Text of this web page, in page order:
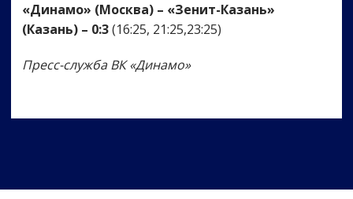
«Динамо» (Москва) – «Зенит-Казань»
(Казань) – 0:3(16:25, 21:25,23:25)
Пресс-служба ВК «Динамо»